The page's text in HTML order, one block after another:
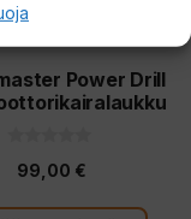
Power Drill
s
99,00 €